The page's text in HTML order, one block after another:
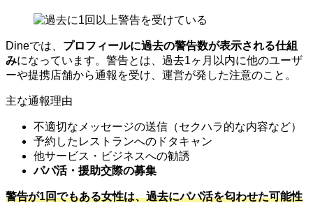
Dineでは、 プロフィールに過去の警告数が表示される仕組
みになっています。警告とは、過去1ヶ月以内に他のユーザ
ーや提携店舗から通報を受け、運営が発した注意のこと。
主な通報理由
不適切なメッセージの送信（セクハラ的な内容など）
予約したレストランへのドタキャン
他サービス・ビジネスへの勧誘
パパ活・援助交際の募集
警告が1回でもある女性は、過去にパパ活を匂わせた可能性